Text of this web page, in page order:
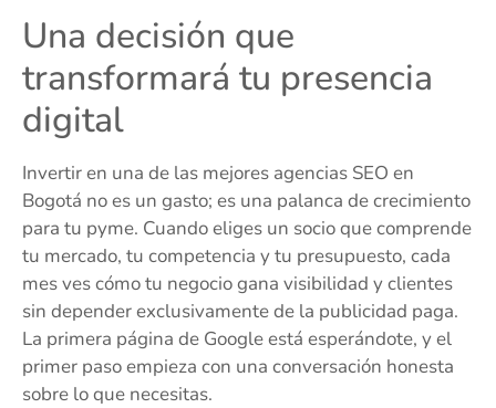
Una decisión que
transformará tu presencia
digital
Invertir en una de las mejores agencias SEO en
Bogotá no es un gasto; es una palanca de crecimiento
para tu pyme. Cuando eliges un socio que comprende
tu mercado, tu competencia y tu presupuesto, cada
mes ves cómo tu negocio gana visibilidad y clientes
sin depender exclusivamente de la publicidad paga.
La primera página de Google está esperándote, y el
primer paso empieza con una conversación honesta
sobre lo que necesitas.